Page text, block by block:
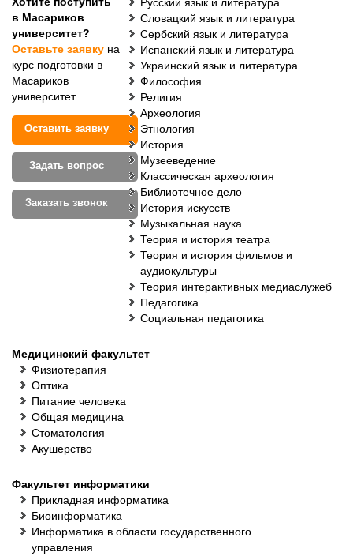
Словацкий язык и литература
Сербский язык и литература
Испанский язык и литература
Украинский язык и литература
Философия
Религия
Археология
Этнология
История
Музееведение
Классическая археология
Библиотечное дело
История искусств
Музыкальная наука
Теория и история театра
Теория и история фильмов и
аудиокультуры
Теория интерактивных медиаслужеб
Педагогика
Социальная педагогика
Медицинский факультет
Физиотерапия
Оптика
Питание человека
Общая медицина
Стоматология
Акушерство
Факультет информатики
Прикладная информатика
Биоинформатика
Информатика в области государственного
управления
в Масариков
университет?
Оставьте заявку на
курс подготовки в
Масариков
университет.
Оставить заявку
Задать вопрос
Заказать звонок